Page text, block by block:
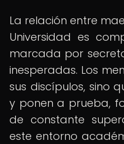
La relación entre
Universidad es
marcada por
inesperadas. Los
sus discípulos, sino
y ponen a prueba,
de constante
este entorno